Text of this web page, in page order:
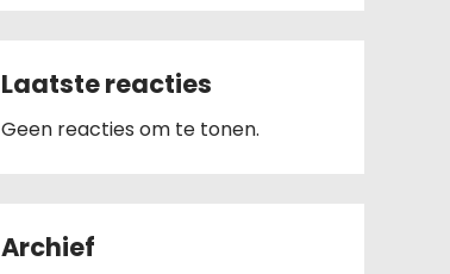
Laatste reacties
Geen reacties om te tonen.
Archief